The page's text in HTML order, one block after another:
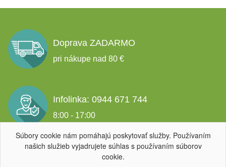
Doprava ZADARMO
pri nákupe nad 80 €
Infolinka: 0944 671 744
8:00 - 17:00
Garancia spokojnosti
Súbory cookie nám pomáhajú poskytovať služby. Používaním
našich služieb vyjadrujete súhlas s používaním súborov
cookie.